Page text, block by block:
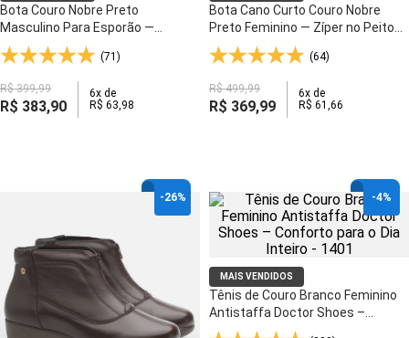
Bota Couro Nobre Preto
Masculino Para Esporão —
Elástico Lateral e Palmilha Anti-
Impacto - 3054
(71)
R$ 399,99
R$ 383,90
6x de
R$ 63,98
Bota Cano Curto Couro Nobre
Preto Feminino — Zíper no Peito
do Pé e Palmilha Anti-Impacto -
155
(64)
R$ 499,99
R$ 369,99
6x de
R$ 61 ,66
-26% -4%
MAIS VENDIDOS
Tênis de Couro Branco Feminino
Antistaffa Doctor Shoes –
Conforto para o Dia Inteiro - 1401